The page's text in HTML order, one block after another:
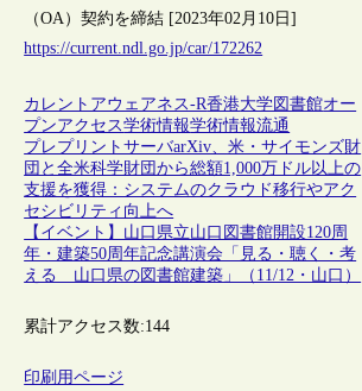
（OA）契約を締結 [2023年02月10日]
https://current.ndl.go.jp/car/172262
カレントアウェアネス-R香港大学図書館オー
プンアクセス学術情報学術情報流通
プレプリントサーバarXiv、米・サイモンズ財
団と全米科学財団から総額1,000万ドル以上の
支援を獲得：システムのクラウド移行やアク
セシビリティ向上へ
【イベント】山口県立山口図書館開設120周
年・建築50周年記念講演会「見る・聴く・考
える 山口県の図書館建築」（11/12・山口）
累計アクセス数:144
印刷用ページ